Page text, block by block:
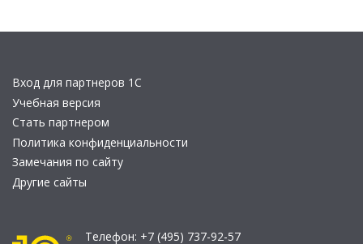
Вход для партнеров 1С
Учебная версия
Стать партнером
Политика конфиденциальности
Замечания по сайту
Другие сайты
Телефон: +7 (495) 737-92-57